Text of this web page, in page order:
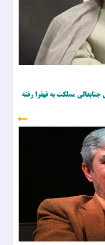
مملکت به قهقرا رفته